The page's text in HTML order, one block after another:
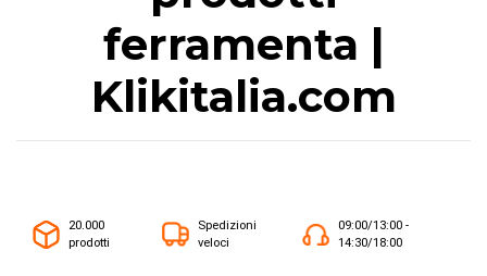
ferramenta |
Klikitalia.com
20.000
prodotti
Spedizioni
veloci
09:00/13:00 -
14:30/18:00